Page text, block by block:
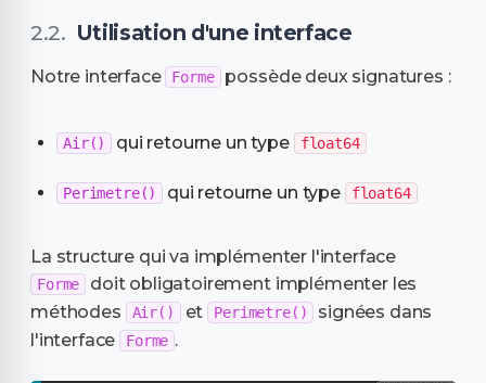
Utilisation d'une interface
Notre interface Forme possède deux signatures :
Air() qui retourne un type float64
Perimetre() qui retourne un type float64
La structure qui va implémenter l'interface
Forme
doit obligatoirement implémenter les
méthodes
Air() et Perimetre()
signées dans
l'interface
Forme .